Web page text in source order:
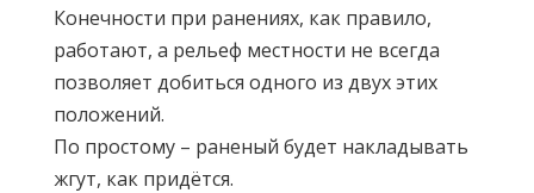
Конечности при ранениях, как правило,
работают, а рельеф местности не всегда
позволяет добиться одного из двух этих
положений.
По простому – раненый будет накладывать
жгут, как придётся.